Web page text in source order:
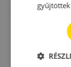
gyűjtöttek